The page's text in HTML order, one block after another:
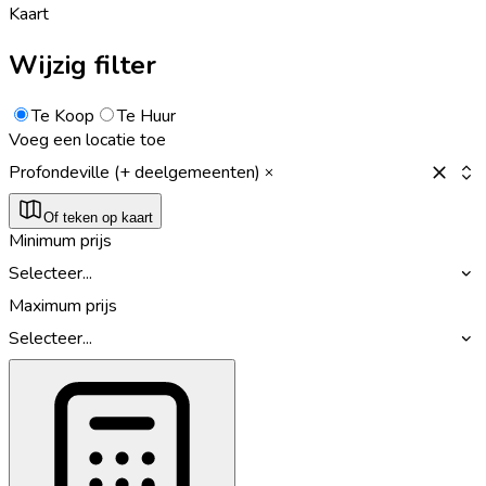
Kaart
Wijzig filter
Te Koop
Te Huur
Voeg een locatie toe
Profondeville (+ deelgemeenten)
Of teken op kaart
Minimum prijs
Selecteer...
Maximum prijs
Selecteer...